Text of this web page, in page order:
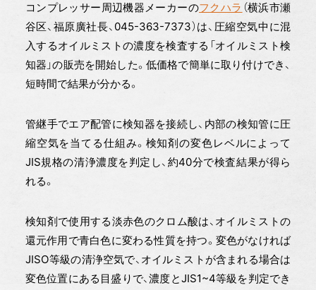
コンプレッサー周辺機器メーカーのフクハラ （横浜市瀬
谷区、福原廣社長、045-363-7373）は、圧縮空気中に混
入するオイルミストの濃度を検査する「オイルミスト検
知器」の販売を開始した。低価格で簡単に取り付けでき、
短時間で結果が分かる。
管継手でエア配管に検知器を接続し、内部の検知管に圧
縮空気を当てる仕組み。検知剤の変色レベルによって
JIS規格の清浄濃度を判定し、約40分で検査結果が得ら
れる。
検知剤で使用する淡赤色のクロム酸は、オイルミストの
還元作用で青白色に変わる性質を持つ。変色がなければ
JISО等級の清浄空気で、オイルミストが含まれる場合は
変色位置にある目盛りで、濃度とJIS1~4等級を判定でき